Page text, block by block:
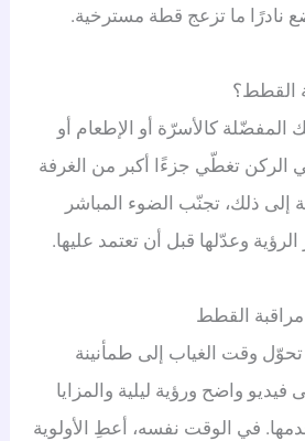
نادرًا ما تزعج قطة مسترخية.
القطط؟
كالأسرّة أو الإطعام أو
الركن تغطّي جزءًا أكبر من الغرفة
إلى ذلك، تجنّب الضوء المباشر
وعدّلها قبل أن تعتمد عليها.
القطط
وقت الغياب إلى طمأنينة
واضح ورؤية ليلية والمزايا
في الوقت نفسه، أعطِ الأولوية